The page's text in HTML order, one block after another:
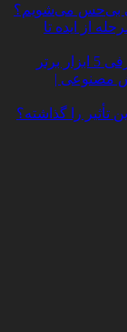
بی‌حس می‌شویم؟
چت‌ بات با هوش مصنوعی در 7 مرحله از ایده تا
مصنوعی |
را گذاشته؟